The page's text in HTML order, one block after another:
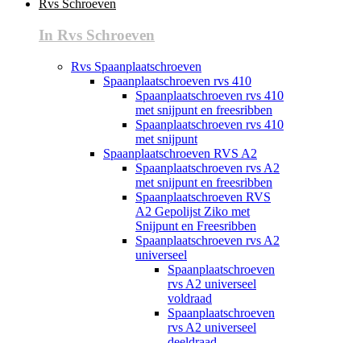
Rvs Schroeven
In Rvs Schroeven
Rvs Spaanplaatschroeven
Spaanplaatschroeven rvs 410
Spaanplaatschroeven rvs 410
met snijpunt en freesribben
Spaanplaatschroeven rvs 410
met snijpunt
Spaanplaatschroeven RVS A2
Spaanplaatschroeven rvs A2
met snijpunt en freesribben
Spaanplaatschroeven RVS
A2 Gepolijst Ziko met
Snijpunt en Freesribben
Spaanplaatschroeven rvs A2
universeel
Spaanplaatschroeven
rvs A2 universeel
voldraad
Spaanplaatschroeven
rvs A2 universeel